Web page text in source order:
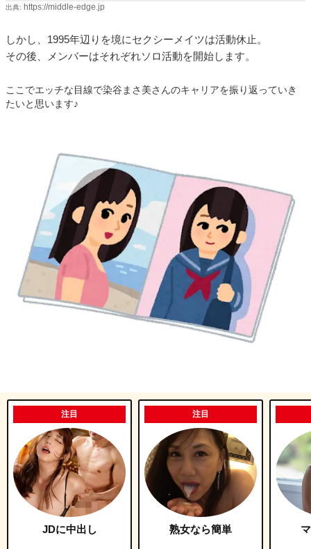
出典: https://middle-edge.jp
しかし、1995年辺りを境にセクシーメイツは活動休止。
その後、メンバーはそれぞれソロ活動を開始します。
ここでエッチな目線で染谷まさ美さんのキャリアを振り返っていき
たいと思います♪
注目
JDに中出し
注目
熟女なら簡単